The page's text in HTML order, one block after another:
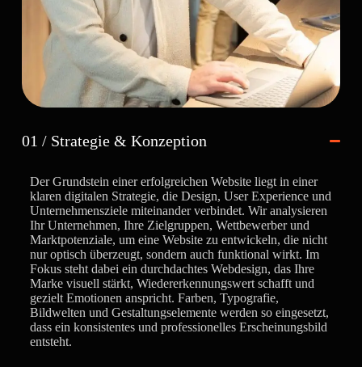
01 / Strategie & Konzeption
Der Grundstein einer erfolgreichen Website liegt in einer
klaren digitalen Strategie, die Design, User Experience und
Unternehmensziele miteinander verbindet. Wir analysieren
Ihr Unternehmen, Ihre Zielgruppen, Wettbewerber und
Marktpotenziale, um eine Website zu entwickeln, die nicht
nur optisch überzeugt, sondern auch funktional wirkt. Im
Fokus steht dabei ein durchdachtes Webdesign, das Ihre
Marke visuell stärkt, Wiedererkennungswert schafft und
gezielt Emotionen anspricht. Farben, Typografie,
Bildwelten und Gestaltungselemente werden so eingesetzt,
dass ein konsistentes und professionelles Erscheinungsbild
entsteht.